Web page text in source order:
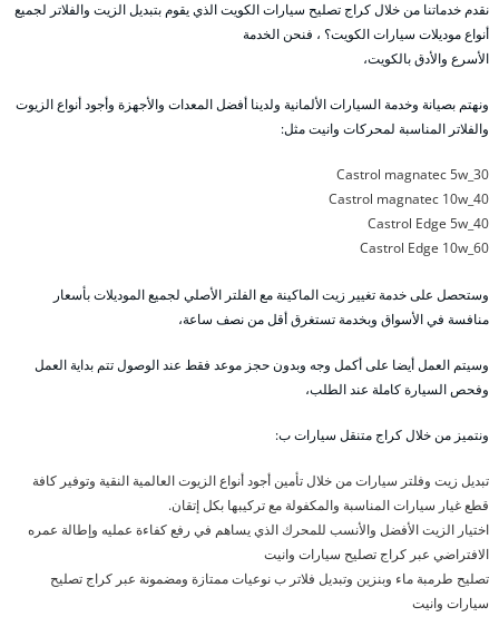
نقدم خدماتنا من خلال كراج تصليح سيارات الكويت الذي يقوم بتبديل الزيت والفلاتر لجميع
أنواع موديلات سيارات الكويت؟ ، فنحن الخدمة
الأسرع والأدق بالكويت،
ونهتم بصيانة وخدمة السيارات الألمانية ولدينا أفضل المعدات والأجهزة وأجود أنواع الزيوت
والفلاتر المناسبة لمحركات وانيت مثل:
Castrol magnatec 5w_30
Castrol magnatec 10w_40
Castrol Edge 5w_40
Castrol Edge 10w_60
وستحصل على خدمة تغيير زيت الماكينة مع الفلتر الأصلي لجميع الموديلات بأسعار
منافسة في الأسواق وبخدمة تستغرق أقل من نصف ساعة،
وسيتم العمل أيضا على أكمل وجه وبدون حجز موعد فقط عند الوصول تتم بداية العمل
وفحص السيارة كاملة عند الطلب،
ونتميز من خلال كراج متنقل سيارات ب:
تبديل زيت وفلتر سيارات من خلال تأمين أجود أنواع الزيوت العالمية النقية وتوفير كافة
قطع غيار سيارات المناسبة والمكفولة مع تركيبها بكل إتقان.
اختيار الزيت الأفضل والأنسب للمحرك الذي يساهم في رفع كفاءة عمليه وإطالة عمره
الافتراضي عبر كراج تصليح سيارات وانيت
تصليح طرمبة ماء وبنزين وتبديل فلاتر ب نوعيات ممتازة ومضمونة عبر كراج تصليح
سيارات وانيت